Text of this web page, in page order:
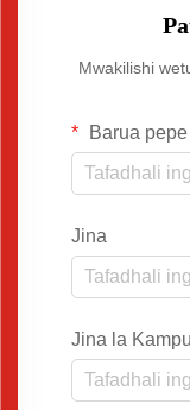
Mwakilishi
Barua pepe
Jina
Jina la